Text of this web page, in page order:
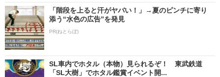
「階段を上ると汗がヤバい！」→夏のピンチに寄り
添う“水色の広告”を発見
PR(ねとらぼ)
SL車内でホタル（本物）見られるぞ！ 東武鉄道
「SL大樹」でホタル鑑賞イベント開...